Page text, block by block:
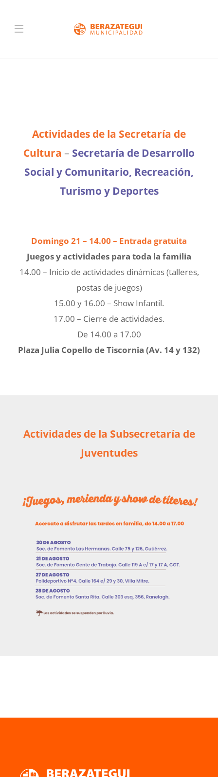
Actividades de la Secretaría de
Cultura – Secretaría de Desarrollo
Social y Comunitario, Recreación,
Turismo y Deportes
Domingo 21 – 14.00 – Entrada gratuita
Juegos y actividades para toda la familia
14.00 – Inicio de actividades dinámicas (talleres,
postas de juegos)
15.00 y 16.00 – Show Infantil.
17.00 – Cierre de actividades.
De 14.00 a 17.00
Plaza Julia Copello de Tiscornia (Av. 14 y 132)
Actividades de la Subsecretaría de
Juventudes